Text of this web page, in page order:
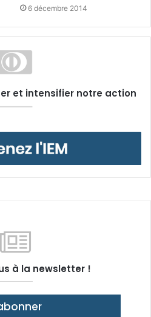
6 décembre 2014
et intensifier notre action
à la newsletter !